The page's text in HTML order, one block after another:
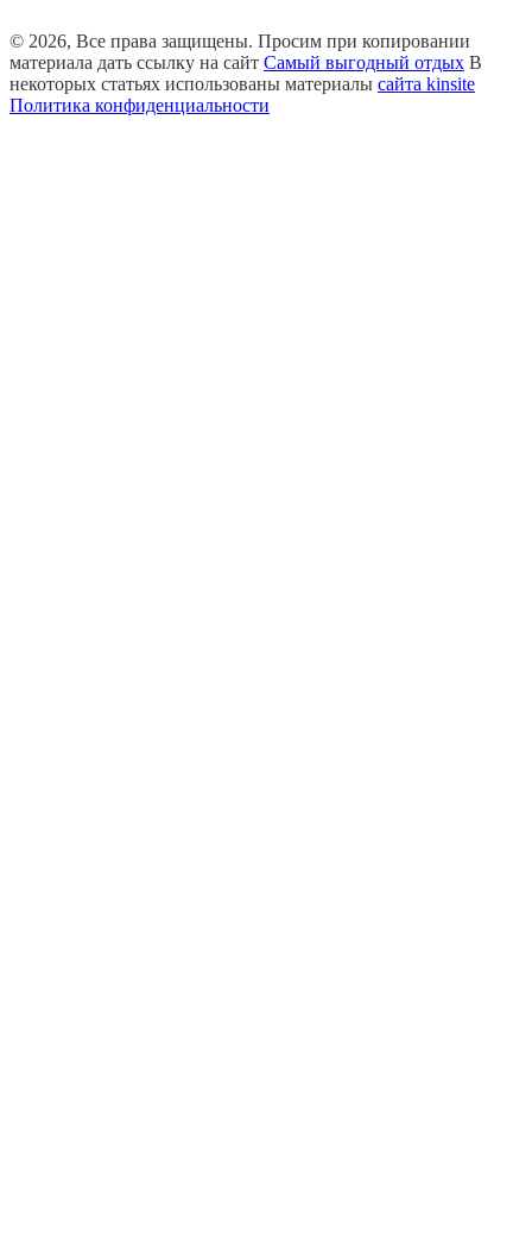
© 2026, Все права защищены. Просим при копировании
материала дать ссылку на сайт Самый выгодный отдых В
некоторых статьях использованы материалы сайта kinsite
Политика конфиденциальности